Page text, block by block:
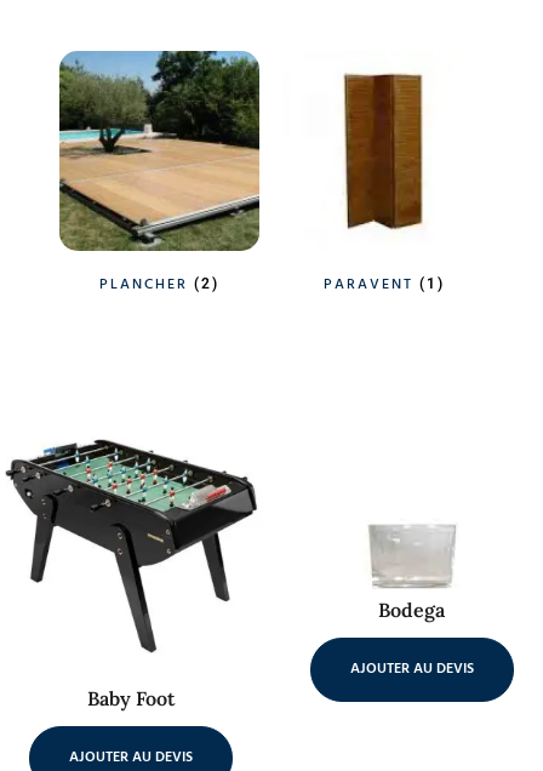
PLANCHER (2) PARAVENT (1)
Baby Foot
AJOUTER AU DEVIS
Bodega
AJOUTER AU DEVIS